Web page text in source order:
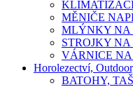
MĚNIČE
MLÝNKY NA
STROJKY
VÁRNICE
Horolezectví,
BATOHY,